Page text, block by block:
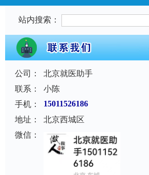
站内搜索：
公司：
北京就医助手
联系：
小陈
手机：
15011526186
地址：
北京西城区
微信：